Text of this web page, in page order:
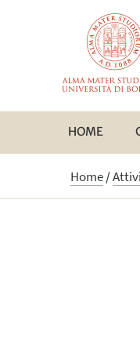
HOME
Home/